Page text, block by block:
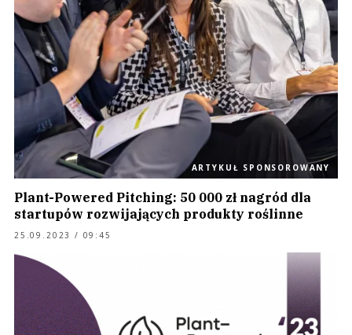
ARTYKUŁ SPONSOROWANY
Plant-Powered Pitching: 50 000 zł nagród dla
startupów rozwijających produkty roślinne
25.09.2023 / 09:45